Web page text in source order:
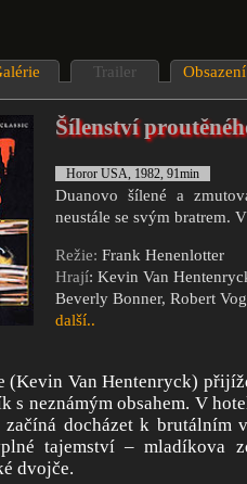
Trailer Obsazení
Šílenství
Horor USA, 1982, 91min
Duanovo šílené a
neustále se svým bratrem.
Režie: Frank Henenlotter
Hrají: Kevin Van
Beverly Bonner, Robert
další..
(Kevin Van Hentenryck)
s neznámým obsahem. V
docházet k brutálním
tajemství – mladíkova
dvojče.